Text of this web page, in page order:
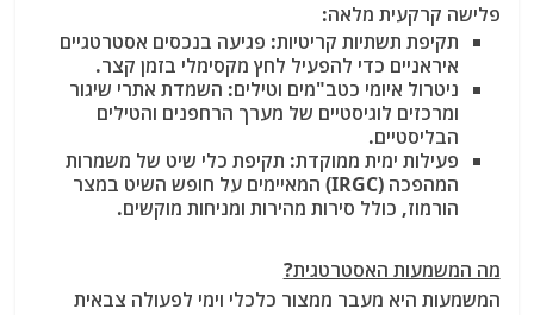
פלישה קרקעית מלאה:
תקיפת תשתיות קריטיות: פגיעה בנכסים אסטרטגיים
איראניים כדי להפעיל לחץ מקסימלי בזמן קצר.
ניטרול איומי כטב"מים וטילים: השמדת אתרי שיגור
ומרכזים לוגיסטיים של מערך הרחפנים והטילים
הבליסטיים.
פעילות ימית ממוקדת: תקיפת כלי שיט של משמרות
המהפכה (IRGC) המאיימים על חופש השיט במצר
הורמוז, כולל סירות מהירות ומניחות מוקשים.
מה המשמעות האסטרטגית?
המשמעות היא מעבר ממצור כלכלי וימי לפעולה צבאית